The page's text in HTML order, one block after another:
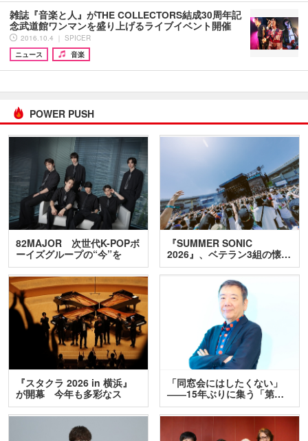
雑誌『音楽と人』がTHE COLLECTORS結成30周年記
念武道館ワンマンを盛り上げるライブイベント開催
2016.10.4 ｜ SPICER
ニュース
音楽
POWER PUSH
82MAJOR 次世代K-POPボ
ーイズグループの“今”を
訊…
『SUMMER SONIC
2026』、ベテラン3組の懐…
『スタクラ 2026 in 横浜』
が開幕 今年も多彩なス
テ…
「同窓会にはしたくない」
――15年ぶりに集う「第…